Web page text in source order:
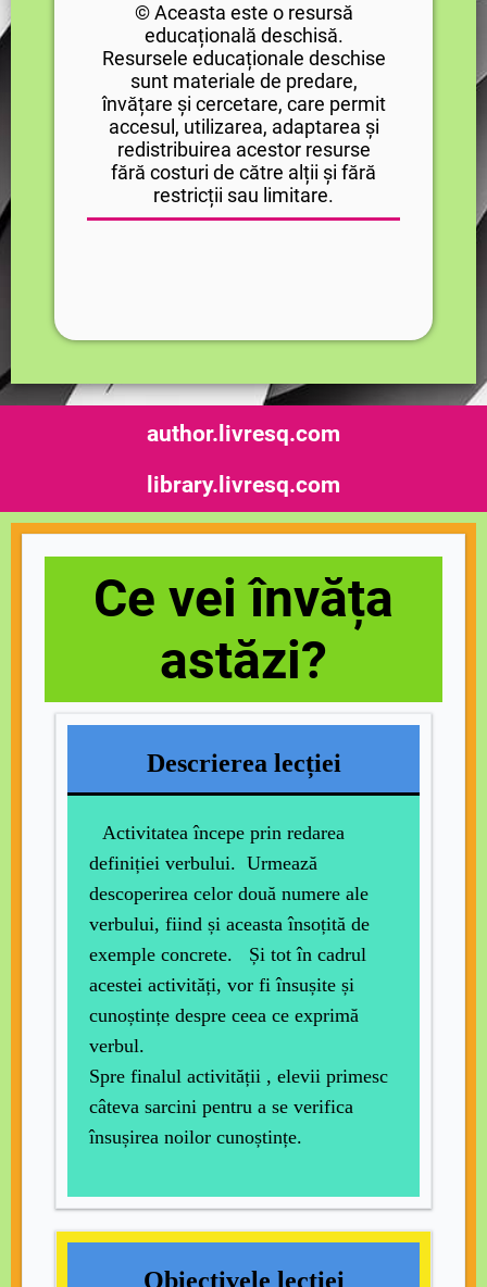
© Aceasta este o resursă
educațională deschisă.
Resursele educaționale deschise
sunt materiale de predare,
învățare și cercetare, care permit
accesul, utilizarea, adaptarea și
redistribuirea acestor resurse
fără costuri de către alții și fără
restricții sau limitare.
author.livresq.com
library.livresq.com
Ce vei învăța
astăzi?
Descrierea lecției
Activitatea începe prin redarea
definiției verbului. Urmează
descoperirea celor două numere ale
verbului, fiind și aceasta însoțită de
exemple concrete. Și tot în cadrul
acestei activități, vor fi însușite și
cunoștințe despre ceea ce exprimă
verbul.
Spre finalul activității , elevii primesc
câteva sarcini pentru a se verifica
însușirea noilor cunoștințe.
Obiectivele lecției